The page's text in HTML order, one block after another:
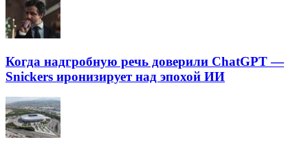
Когда надгробную речь доверили ChatGPT —
Snickers иронизирует над эпохой ИИ